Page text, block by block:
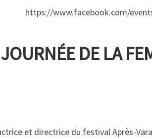
https://www.facebook.com/
DE LA
et directrice du festival Après-